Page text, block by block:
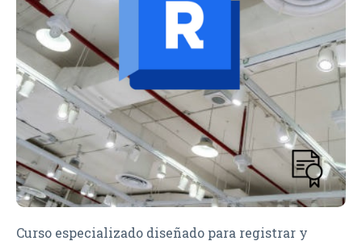
Curso especializado diseñado para registrar y